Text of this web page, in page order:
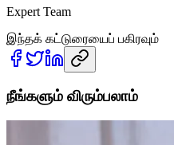
Expert Team
இந்தக் கட்டுரையைப் பகிரவும்
நீங்களும் விரும்பலாம்